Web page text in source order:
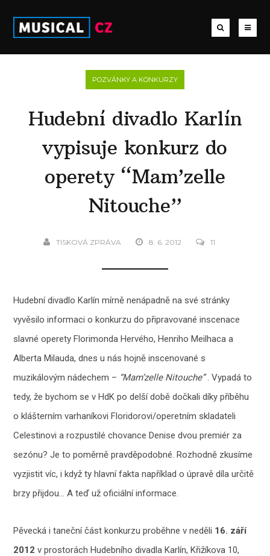
POZVÁNKY A KONKURZY
Hudební divadlo Karlín
vypisuje konkurz do
operety “Mam’zelle
Nitouche”
TISKOVÁ ZPRÁVA 8. 6. 2012 11
Hudební divadlo Karlín mírně nenápadně na své stránky
vyvěsilo informaci o konkurzu do připravované inscenace
slavné operety Florimonda Hervého, Henriho Meilhaca a
Alberta Milauda, dnes u nás hojně inscenované s
muzikálovým nádechem – “Mam’zelle Nitouche”. Vypadá to
tedy, že bychom se v HdK po delší době dočkali díky příběhu
o klášterním varhaníkovi Floridorovi/operetním skladateli
Celestinovi a rozpustilé chovance Denise dvou premiér za
sezónu? Je to poměrně pravděpodobné. Rozhodně zkusíme
vyzjistit víc, i když ty hlavní fakta například o úpravě díla určitě
brzy přijdou… A teď už oficiální informace.
Pěvecká i taneční část konkurzu proběhne v neděli 16. září
2012 v prostorách Hudebního divadla Karlín, Křižíkova 10,